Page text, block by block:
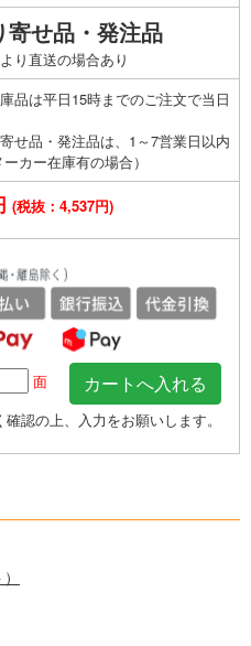
寄せ品・発注品
り直送の場合あり
品は平日15時までのご注文で当日
せ品・発注品は、1～7営業日以内
カー在庫有の場合）
(税抜：4,537円)
面
認の上、入力をお願いします。